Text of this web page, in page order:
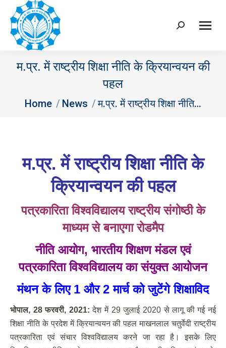
Search:
म.प्र. में राष्ट्रीय शिक्षा नीति के क्रियान्वयन की
पहल
You are here:
Home News म.प्र. में राष्ट्रीय शिक्षा नीति…
म.प्र. में राष्ट्रीय शिक्षा नीति के
क्रियान्वयन की पहल
पत्रकारिता विश्वविद्यालय राष्ट्रीय संगोष्ठी के
माध्यम से बनाएगा रोडमैप
नीति आयोग, भारतीय शिक्षण मंडल एवं
पत्रकारिता विश्वविद्यालय का संयुक्त आयोजन
मंथन के लिए 1 और 2 मार्च को जुटेंगे शिक्षाविद
भोपाल, 28 फरवरी, 2021: देश में 29 जुलाई 2020 से लागू की गई नई
शिक्षा नीति के प्रदेश में क्रियान्वयन की पहल माखनलाल चतुर्वेदी राष्ट्रीय
पत्रकारिता एवं संचार विश्वविद्यालय करने जा रहा है। इसके लिए